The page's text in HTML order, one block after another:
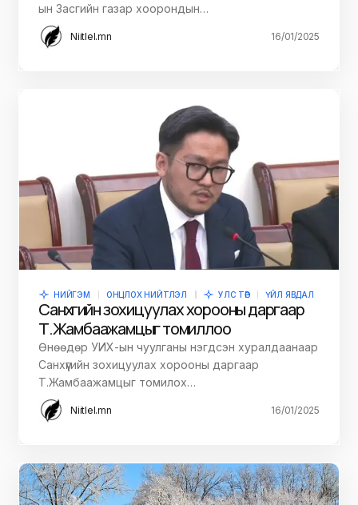
ын Засгийн газар хоорондын…
Niitlel.mn 16/01/2025
НИЙГЭМ ОНЦЛОХ НИЙТЛЭЛ УЛС ТӨР ҮЙЛ ЯВДАЛ
Санхүүгийн зохицуулах хорооны даргаар
Т.Жамбаажамцыг томиллоо
Өнөөдөр УИХ-ын чуулганы нэгдсэн хуралдаанаар
Санхүүгийн зохицуулах хорооны даргаар
Т.Жамбаажамцыг томилох…
Niitlel.mn 16/01/2025